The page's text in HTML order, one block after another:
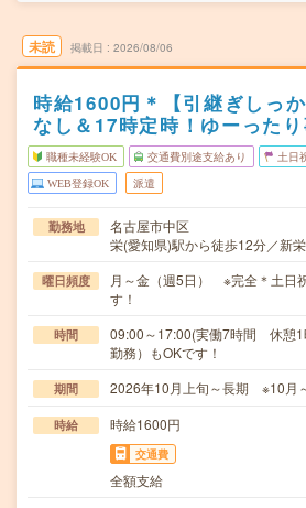
未読 掲載日 2026/08/06
時給1600円＊【引継ぎしっ
なし＆17時定時！ゆーった
職種未経験OK 交通費別途支給あり 土日
WEB登録OK 派遣
勤務地
名古屋市中区
栄(愛知県)駅から徒歩12分／新
曜日頻度
月～金（週5日） ※完全＊土日
す！
時間
09:00～17:00(実働7時間 休憩
勤務）もOKです！
期間 2026年10月上旬～長期 ※10月
時給 時給1600円
交通費
全額支給